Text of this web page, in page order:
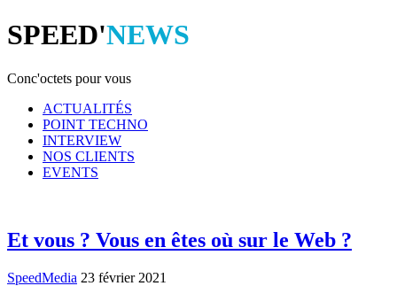
SPEED'NEWS
Conc'octets pour vous
ACTUALITÉS
POINT TECHNO
INTERVIEW
NOS CLIENTS
EVENTS
Et vous ? Vous en êtes où sur le Web ?
SpeedMedia 23 février 2021